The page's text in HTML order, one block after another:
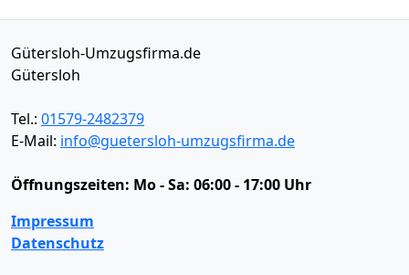
Gütersloh-Umzugsfirma.de
Gütersloh
Tel.: 01579-2482379
E-Mail: info@guetersloh-umzugsfirma.de
Öffnungszeiten: Mo - Sa: 06:00 - 17:00 Uhr
Impressum
Datenschutz